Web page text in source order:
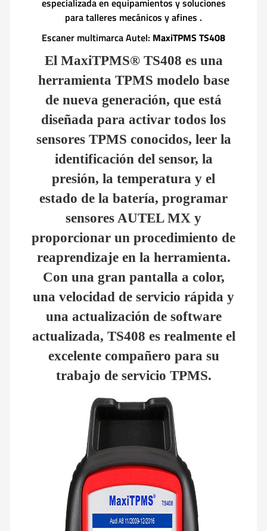
especializada en equipamientos y soluciones
para talleres mecánicos y afines .
Escaner multimarca Autel: MaxiTPMS TS408
El MaxiTPMS® TS408 es una
herramienta TPMS modelo base
de nueva generación, que está
diseñada para activar todos los
sensores TPMS conocidos, leer la
identificación del sensor, la
presión, la temperatura y el
estado de la batería, programar
sensores AUTEL MX y
proporcionar un procedimiento de
reaprendizaje en la herramienta.
Con una gran pantalla a color,
una velocidad de servicio rápida y
una actualización de software
actualizada, TS408 es realmente el
excelente compañero para su
trabajo de servicio TPMS.